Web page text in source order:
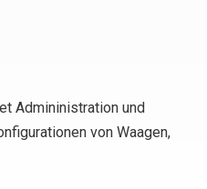
Admininistration und
von Waagen,